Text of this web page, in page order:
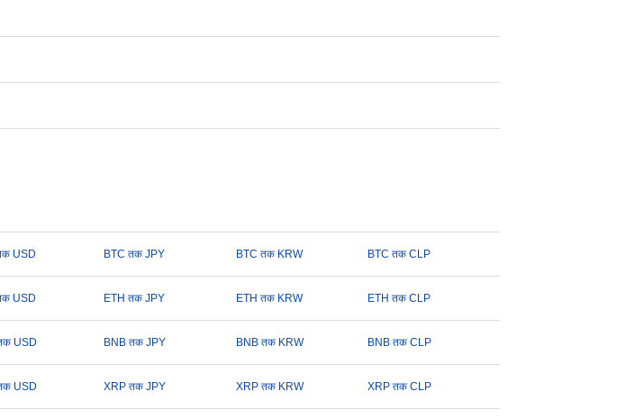
USD BTC तक JPY BTC तक KRW BTC तक CLP
USD ETH तक JPY ETH तक KRW ETH तक CLP
USD BNB तक JPY BNB तक KRW BNB तक CLP
USD XRP तक JPY XRP तक KRW XRP तक CLP